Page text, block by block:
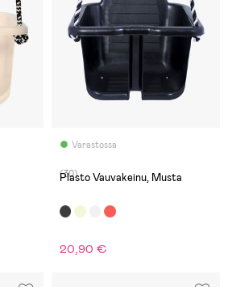
Varastossa
(30)
Plasto Vauvakeinu, Musta
20,90 €